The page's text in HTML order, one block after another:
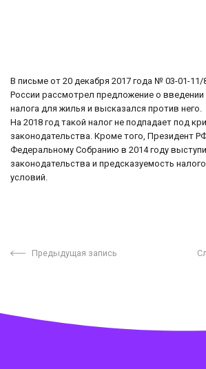
В письме от 20 декабря 2017 года № 03-01-11/
России рассмотрел предложение о введении
налога для жилья и высказался против него.
На 2018 год такой налог не подпадает под
законодательства. Кроме того, Президент
Федеральному Собранию в 2014 году
законодательства и предсказуемость
условий.
Предыдущая запись